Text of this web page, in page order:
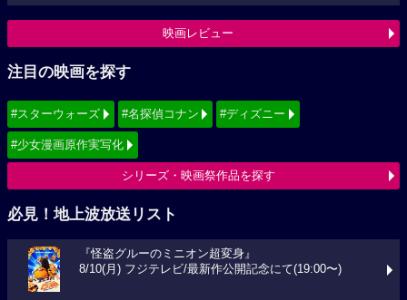
映画レビュー
注目の映画を探す
#スターウォーズ #名探偵コナン #ディズニー
#少女漫画原作実写化
シリーズ・映画祭作品を探す
必見！地上波放送リスト
『怪盗グルーのミニオン超変身』
8/10(月) フジテレビ/最新作公開記念にて(19:00〜)